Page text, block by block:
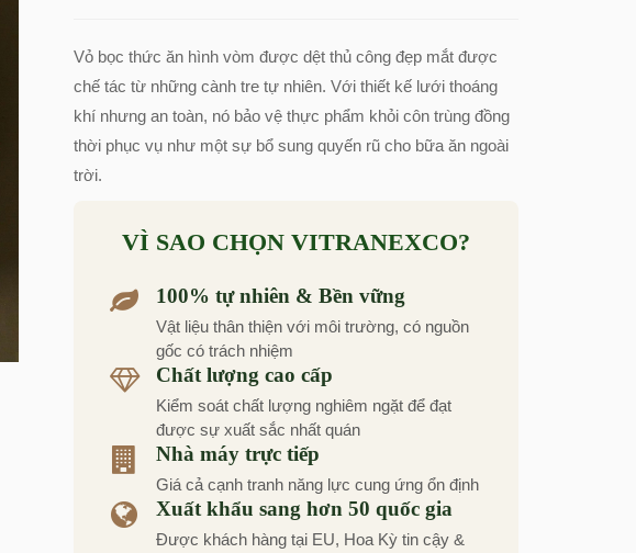
Vỏ bọc thức ăn hình vòm được dệt thủ công đẹp mắt được
chế tác từ những cành tre tự nhiên. Với thiết kế lưới thoáng
khí nhưng an toàn, nó bảo vệ thực phẩm khỏi côn trùng đồng
thời phục vụ như một sự bổ sung quyến rũ cho bữa ăn ngoài
trời.
VÌ SAO CHỌN VITRANEXCO?
100% tự nhiên & Bền vững
Vật liệu thân thiện với môi trường, có nguồn
gốc có trách nhiệm
Chất lượng cao cấp
Kiểm soát chất lượng nghiêm ngặt để đạt
được sự xuất sắc nhất quán
Nhà máy trực tiếp
Giá cả cạnh tranh năng lực cung ứng ổn định
Xuất khẩu sang hơn 50 quốc gia
Được khách hàng tại EU, Hoa Kỳ tin cậy &